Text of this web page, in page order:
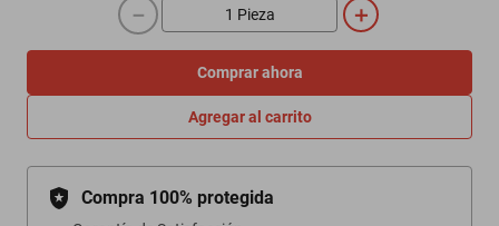
＋
－
Comprar ahora
Agregar al carrito
Compra 100% protegida